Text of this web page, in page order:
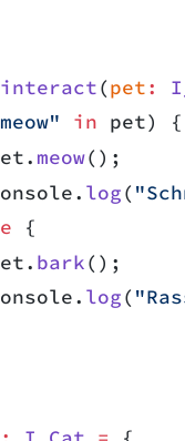
interact(pet:
in pet) {
meow();
log(
{
bark();
log(